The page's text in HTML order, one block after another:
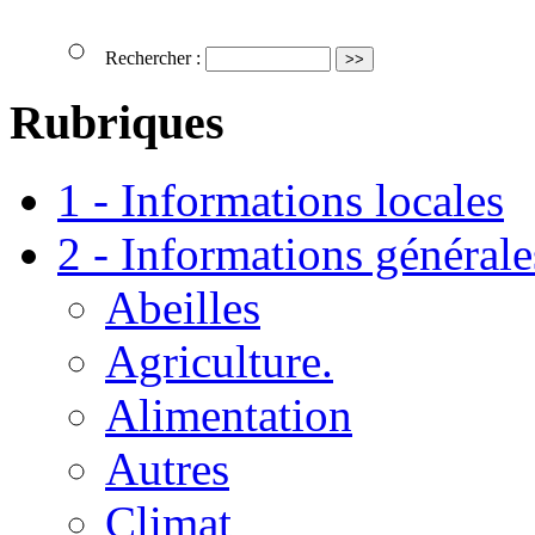
Rechercher :
Rubriques
1 - Informations locales
2 - Informations
Abeilles
Agriculture.
Alimentation
Autres
Climat